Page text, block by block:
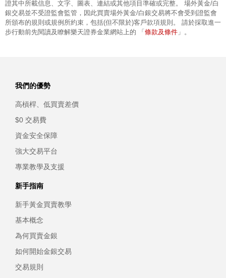
證其中所載信息、文字、圖表、連結或其他項目準確或完整。 場外黃金/白
銀交易並不受證監會監管，因此買賣場外黃金/白銀交易將不會受到證監會
所頒布的規則或規例所約束，包括(但不限於)客戶款項規則。 請於採取進一
步行動前先閱讀及瞭解樂天證券金業網站上的 「 條款及條件 」。
我們的優勢
高槓桿、低買賣差價
$0 交易費
資金安全保障
強大交易平台
專業教學及支援
新手指南
新手黃金買賣教學
基本概念
為何買賣金銀
如何開始金銀交易
交易規則